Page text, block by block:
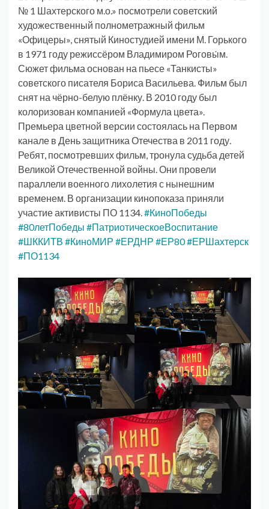
№ 1 Шахтерского м.о.» посмотрели советский
художественный полнометражный фильм
«Офицеры», снятый Киностудией имени М. Горького
в 1971 году режиссёром Владимиром Роговы́м.
Сюжет фильма основан на пьесе «Танкисты»
советского писателя Бориса Васильева. Фильм был
снят на чёрно-белую плёнку. В 2010 году был
колоризован компанией «Формула цвета».
Премьера цветной версии состоялась на Первом
канале в День защитника Отечества в 2011 году.
Ребят, посмотревших фильм, тронула судьба детей
Великой Отечественной войны. Они провели
параллели военного лихолетия с нынешним
временем. В организации кинопоказа приняли
участие активисты ПО 1134.#КиноПобеды
#80летПобеды #ПатриотическоеВоспитание
#ШККИТВ #КиноМИР #ЕРДНР #ЕР80#ЕРШахтерск
#ПО1134